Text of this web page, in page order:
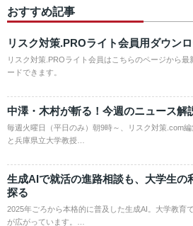
おすすめ記事
リスク対策.PROライト会員用ダウン
リスク対策.PROライト会員はこちらのページから最
ードできます。
中澤・木村が斬る！今週のニュース解
毎週火曜日（平日のみ）朝9時～、リスク対策.com
と兵庫県立大学教授…
生成AIで就活の進路相談も、大学生の
探る
2025年ごろから本格的に普及した生成AI。大学教育
が広がっています。…